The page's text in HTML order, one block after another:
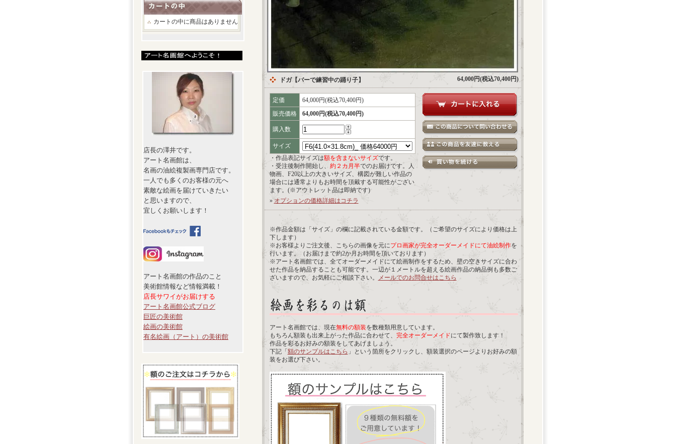
カートの中に商品はありません
店長の澤井です。
アート名画館は、
名画の油絵複製画専門店です。
一人でも多くのお客様の元へ
素敵な絵画を届けていきたい
と思いますので、
宜しくお願いします！
アート名画館の作品のこと
美術館情報など情報満載！
店長サワイがお届けする
アート名画館公式ブログ
巨匠の美術館
絵画の美術館
有名絵画（アート）の美術館
ドガ【バーで練習中の踊り子】 64,000円(税込70,400円)
定価
64,000円(税込70,400円)
販売価格
64,000円(税込70,400円)
購入数
サイズ
・作品表記サイズは額を含まないサイズです。
・受注後制作開始し、 約２カ月半でのお届けです。人
物画、F20以上の大きいサイズ、構図が難しい作品の
場合には通常よりもお時間を頂戴する可能性がござい
ます。(※アウトレット品は即納です)
» オプションの価格詳細はコチラ
※作品金額は「サイズ」の欄に記載されている金額です。（ご希望のサイズにより価格は上
下します）
※お客様よりご注文後、こちらの画像を元にプロ画家が完全オーダーメイドにて油絵制作を
行います。（お届けまで約2か月お時間を頂いております）
※アート名画館では、全てオーダーメイドにて絵画制作をするため、壁の空きサイズに合わ
せた作品を納品することも可能です。一辺が１メートルを超える絵画作品の納品例も多数ご
ざいますので、お気軽にご相談下さい。
メールでのお問合せはこちら
アート名画館では、現在無料の額装を数種類用意しています。
もちろん額装も出来上がった作品に合わせて、 完全オーダーメイドにて製作致します！
作品を彩るお好みの額装をしてあげましょう。
下記「 額のサンプルはこちら 」という箇所をクリックし、額装選択のページよりお好みの額
装をお選び下さい。